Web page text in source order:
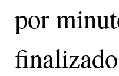
por